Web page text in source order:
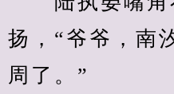
扬，“爷爷，南
周了。”